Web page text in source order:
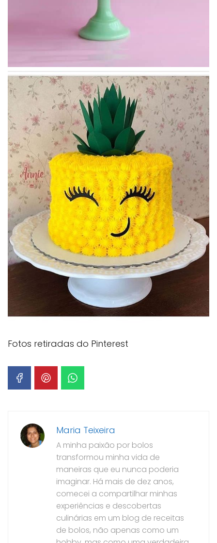
Fotos retiradas do Pinterest
Maria Teixeira
A minha paixão por bolos
transformou minha vida de
maneiras que eu nunca poderia
imaginar. Há mais de dez anos,
comecei a compartilhar minhas
experiências e descobertas
culinárias em um blog de receitas
de bolos, não apenas como um